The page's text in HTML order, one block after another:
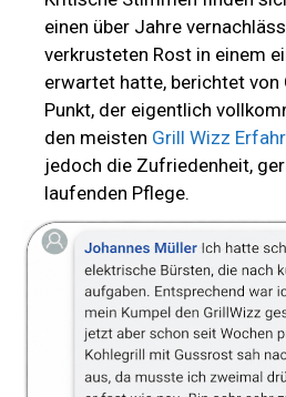
einen über Jahre
verkrusteten Rost in einem
erwartet hatte, berichtet von
Punkt, der eigentlich
den meisten Grill Wizz
jedoch die Zufriedenheit,
laufenden Pflege.